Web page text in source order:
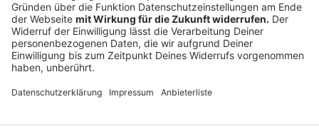
Anzeige